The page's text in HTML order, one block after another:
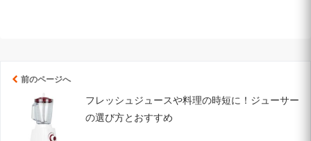
前のページへ
フレッシュジュースや料理の時短に！ジューサー
の選び方とおすすめ